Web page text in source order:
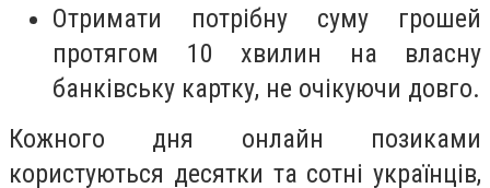
Отримати потрібну суму грошей
протягом 10 хвилин на власну
банківську картку, не очікуючи довго.
Кожного дня онлайн позиками
користуються десятки та сотні українців,